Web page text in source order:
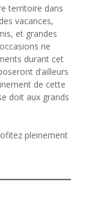
territoire dans
vacances,
et grandes
ne
durant cet
d’ailleurs
de cette
doit aux grands
pleinement